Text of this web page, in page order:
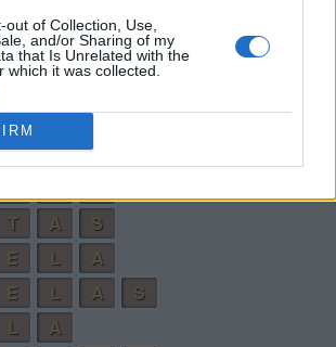
out of Collection, Use,
and/or Sharing of my
that Is Unrelated with the
which it was collected.
L
E
L
A
S
A
S T
A
T
A
T A
S
E L
A
E L A
S
L
A